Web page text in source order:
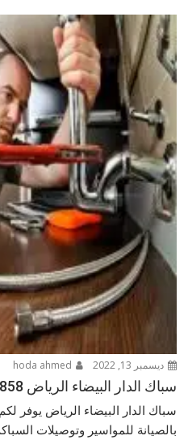
ديسمبر 13, 2022
سباك الدار البيضاء الرياض 0547217858
سباك الدار البيضاء الرياض يوفر
بالصيانة للمواسير وتوصيلات